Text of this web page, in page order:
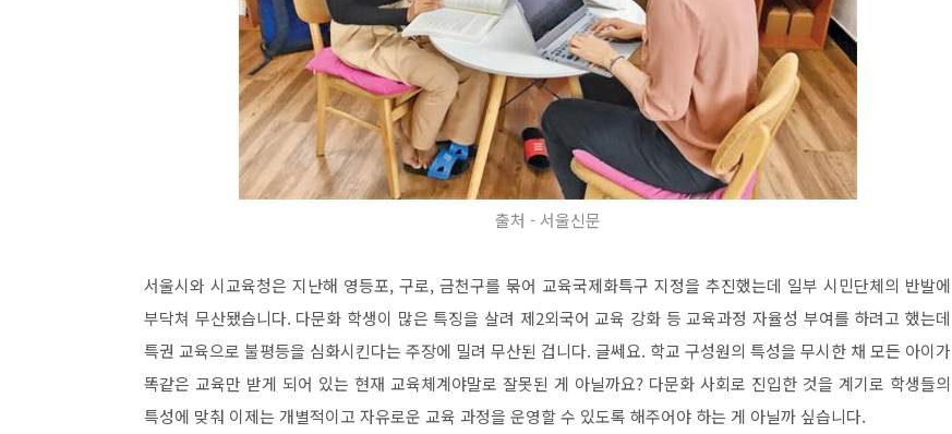
출처 - 서울신문
서울시와 시교육청은 지난해 영등포, 구로, 금천구를 묶어 교육국제화특구 지정을 추진했는데 일부 시민단체의 반발에
부닥쳐 무산됐습니다. 다문화 학생이 많은 특징을 살려 제2외국어 교육 강화 등 교육과정 자율성 부여를 하려고 했는데
특권 교육으로 불평등을 심화시킨다는 주장에 밀려 무산된 겁니다. 글쎄요. 학교 구성원의 특성을 무시한 채 모든 아이가
똑같은 교육만 받게 되어 있는 현재 교육체계야말로 잘못된 게 아닐까요? 다문화 사회로 진입한 것을 계기로 학생들의
특성에 맞춰 이제는 개별적이고 자유로운 교육 과정을 운영할 수 있도록 해주어야 하는 게 아닐까 싶습니다.